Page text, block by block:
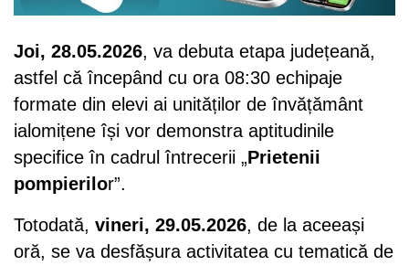
Joi, 28.05.2026, va debuta etapa județeană,
astfel că începând cu ora 08:30 echipaje
formate din elevi ai unităților de învățământ
ialomițene își vor demonstra aptitudinile
specifice în cadrul întrecerii „Prietenii
pompierilor”.
Totodată, vineri, 29.05.2026, de la aceeași
oră, se va desfășura activitatea cu tematică de